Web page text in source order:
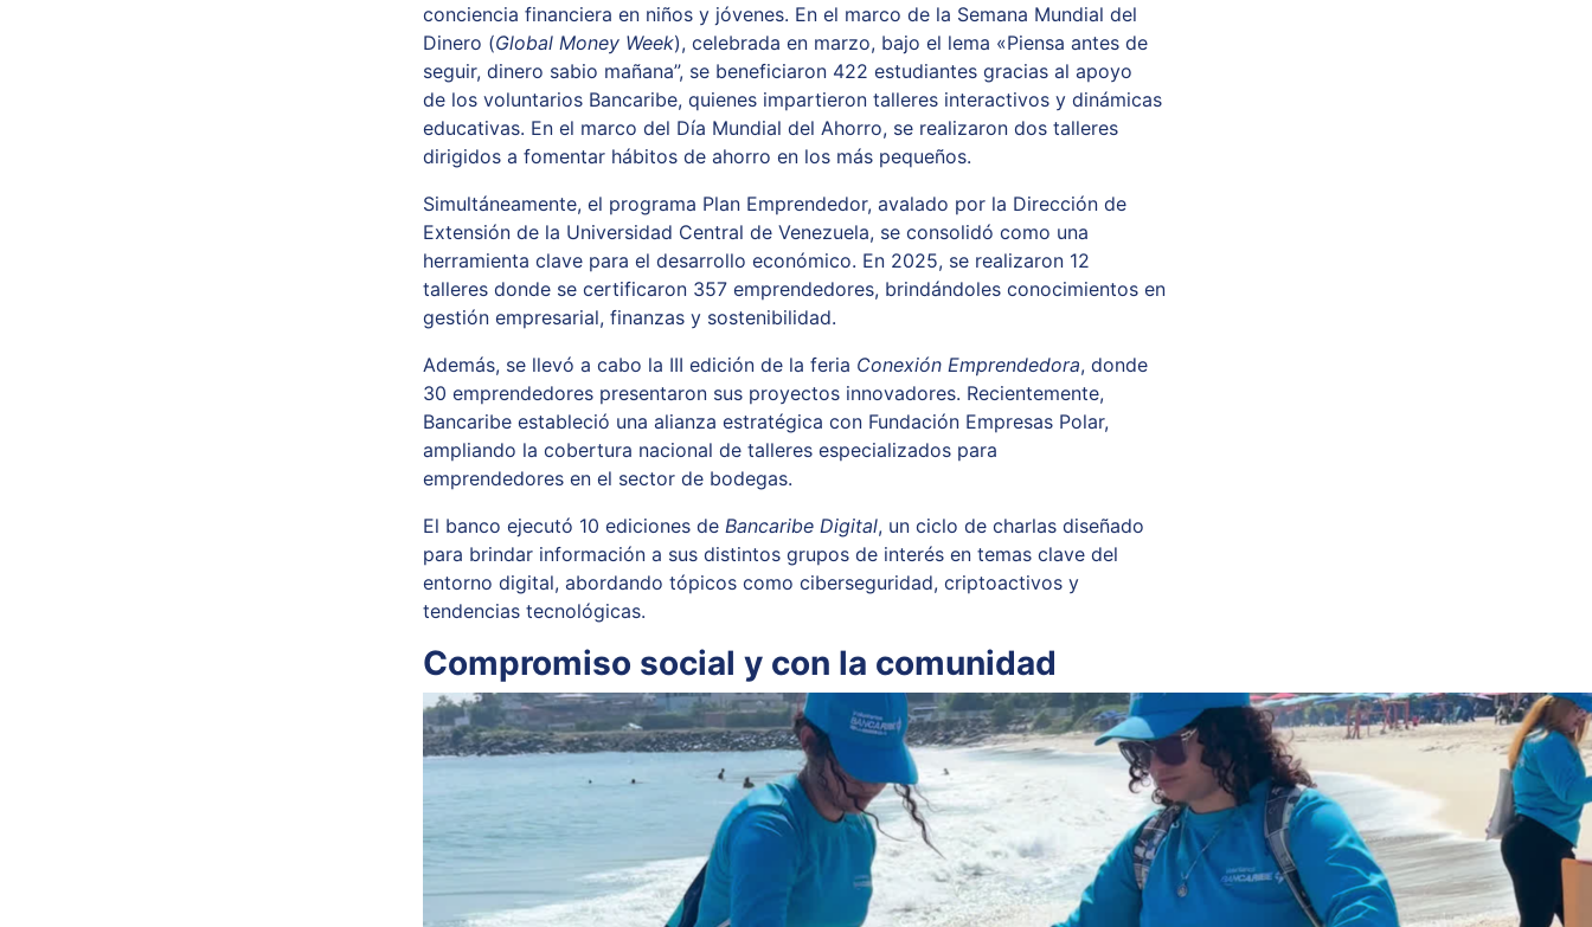
conciencia financiera en niños y jóvenes. En el marco de la Semana Mundial del
Dinero (Global Money Week), celebrada en marzo, bajo el lema «Piensa antes de
seguir, dinero sabio mañana”, se beneficiaron 422 estudiantes gracias al apoyo
de los voluntarios Bancaribe, quienes impartieron talleres interactivos y dinámicas
educativas. En el marco del Día Mundial del Ahorro, se realizaron dos talleres
dirigidos a fomentar hábitos de ahorro en los más pequeños.
Simultáneamente, el programa Plan Emprendedor, avalado por la Dirección de
Extensión de la Universidad Central de Venezuela, se consolidó como una
herramienta clave para el desarrollo económico. En 2025, se realizaron 12
talleres donde se certificaron 357 emprendedores, brindándoles conocimientos en
gestión empresarial, finanzas y sostenibilidad.
Además, se llevó a cabo la III edición de la feria Conexión Emprendedora, donde
30 emprendedores presentaron sus proyectos innovadores. Recientemente,
Bancaribe estableció una alianza estratégica con Fundación Empresas Polar,
ampliando la cobertura nacional de talleres especializados para
emprendedores en el sector de bodegas.
El banco ejecutó 10 ediciones de Bancaribe Digital, un ciclo de charlas diseñado
para brindar información a sus distintos grupos de interés en temas clave del
entorno digital, abordando tópicos como ciberseguridad, criptoactivos y
tendencias tecnológicas.
Compromiso social y con la comunidad